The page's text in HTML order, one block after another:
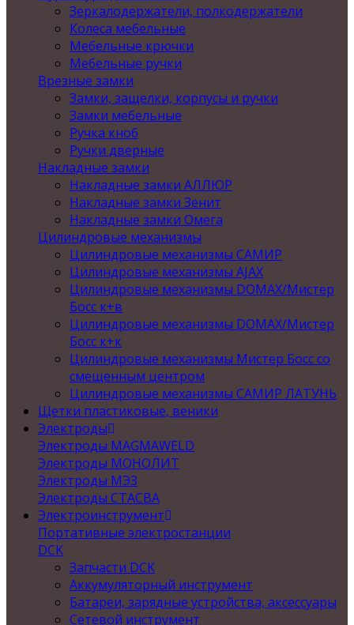
Зеркалодержатели, полкодержатели
Колеса мебельные
Мебельные крючки
Мебельные ручки
Врезные замки
Замки, защелки, корпусы и ручки
Замки мебельные
Ручка кноб
Ручки дверные
Накладные замки
Накладные замки АЛЛЮР
Накладные замки Зенит
Накладные замки Омега
Цилиндровые механизмы
Цилиндровые механизмы САМИР
Цилиндровые механизмы AJAX
Цилиндровые механизмы DOMAX/Мистер
Босс к+в
Цилиндровые механизмы DOMAX/Мистер
Босс к+к
Цилиндровые механизмы Мистер Босс со
смещенным центром
Цилиндровые механизмы САМИР ЛАТУНЬ
Щетки пластиковые, веники
Электроды
Электроды MAGMAWELD
Электроды МОНОЛИТ
Электроды МЭЗ
Электроды СТАСВА
Электроинструмент
Портативные электростанции
DCK
Запчасти DCK
Аккумуляторный инструмент
Батареи, зарядные устройства, аксессуары
Сетевой инструмент